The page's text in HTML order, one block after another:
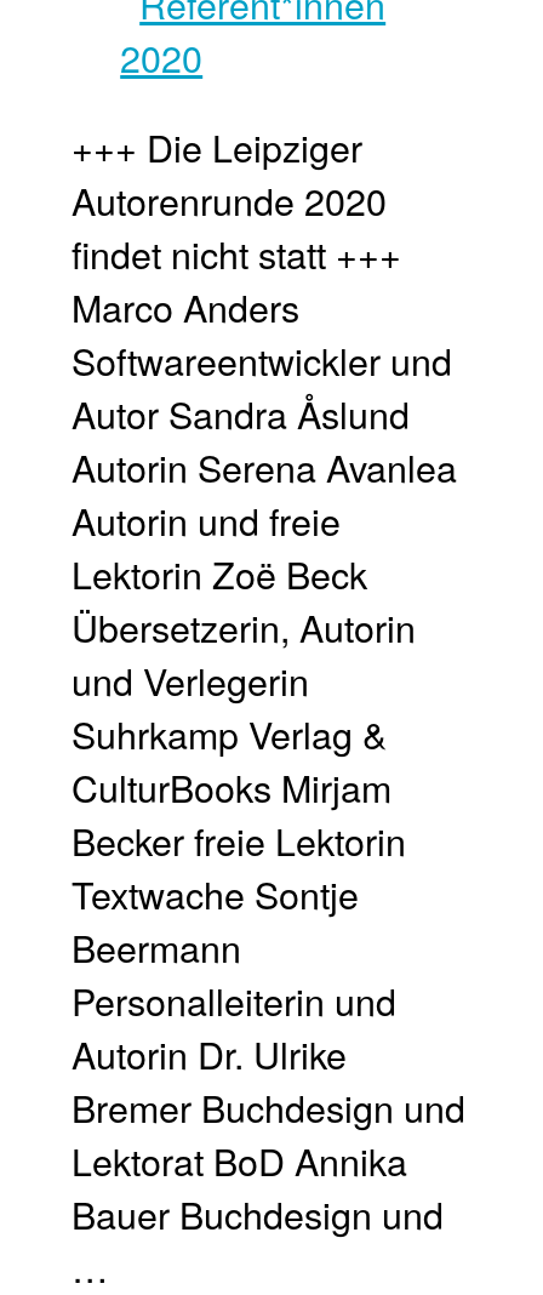
+++ Die Leipziger
Autorenrunde 2020
findet nicht statt +++
Marco Anders
Softwareentwickler und
Autor Sandra Åslund
Autorin Serena Avanlea
Autorin und freie
Lektorin Zoë Beck
Übersetzerin, Autorin
und Verlegerin
Suhrkamp Verlag &
CulturBooks Mirjam
Becker freie Lektorin
Textwache Sontje
Beermann
Personalleiterin und
Autorin Dr. Ulrike
Bremer Buchdesign und
Lektorat BoD Annika
Bauer Buchdesign und
…